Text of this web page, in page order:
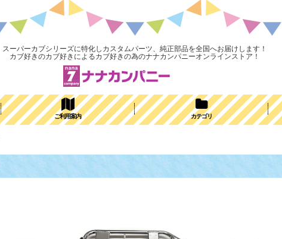
スーパーカブシリーズに特化しカスタムパーツ、純正部品を全国へお届けします！
カブ好きのカブ好きによるカブ好きの為のナナカンパニーオンラインストア！
ご利用案内 カテゴリ